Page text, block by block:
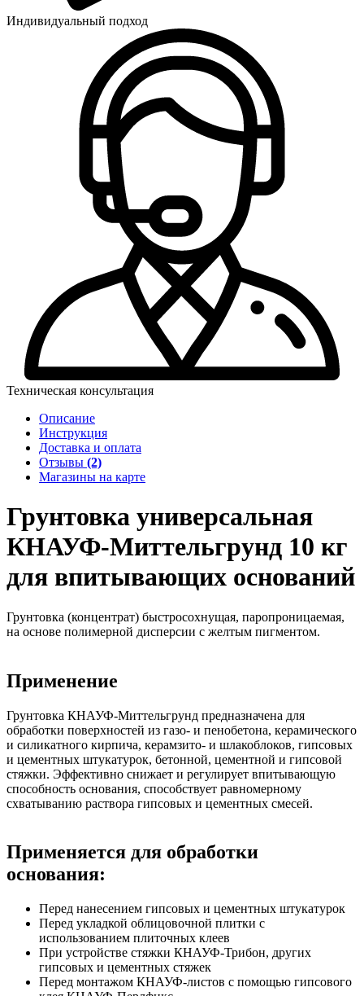
Индивидуальный подход
Техническая консультация
Описание
Инструкция
Доставка и оплата
Отзывы (2)
Магазины на карте
Грунтовка универсальная
КНАУФ-Миттельгрунд 10 кг
для впитывающих оснований
Грунтовка (концентрат) быстросохнущая, паропроницаемая,
на основе полимерной дисперсии с желтым пигментом.
Применение
Грунтовка КНАУФ-Миттельгрунд предназначена для
обработки поверхностей из газо- и пенобетона, керамического
и силикатного кирпича, керамзито- и шлакоблоков, гипсовых
и цементных штукатурок, бетонной, цементной и гипсовой
стяжки. Эффективно снижает и регулирует впитывающую
способность основания, способствует равномерному
схватыванию раствора гипсовых и цементных смесей.
Применяется для обработки
основания:
Перед нанесением гипсовых и цементных штукатурок
Перед укладкой облицовочной плитки с
использованием плиточных клеев
При устройстве стяжки КНАУФ-Трибон, других
гипсовых и цементных стяжек
Перед монтажом КНАУФ-листов с помощью гипсового